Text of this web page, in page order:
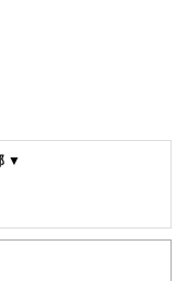
▼
に関する記事を、日々
かりやすく発信していま